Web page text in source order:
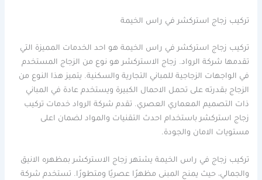
تركيب زجاج استركشر في راس الخيمة
تركيب زجاج استركشر في راس الخيمة هو احد الخدمات المميزة التي
تقدمها شركة الرواد. زجاج الاستركشر هو نوع من الزجاج المستخدم
في الواجهات الزجاجية للمباني التجارية والسكنية. يتميز هذا النوع من
الزجاج بقدرته على تحمل الاحمال الكبيرة ويستخدم عادة في المباني
ذات التصميم المعماري العصري. تقدم شركة الرواد خدمات تركيب
زجاج استركشر باستخدام احدث التقنيات والمواد لضمان اعلى
مستويات الامان والجودة.
تركيب زجاج في راس الخيمة يشتهر زجاج الاستركشر بمظهره الانيق
والجمالي، حيث يمنح المبنى مظهرًا عصريًا ومتطورًا. تستخدم شركة